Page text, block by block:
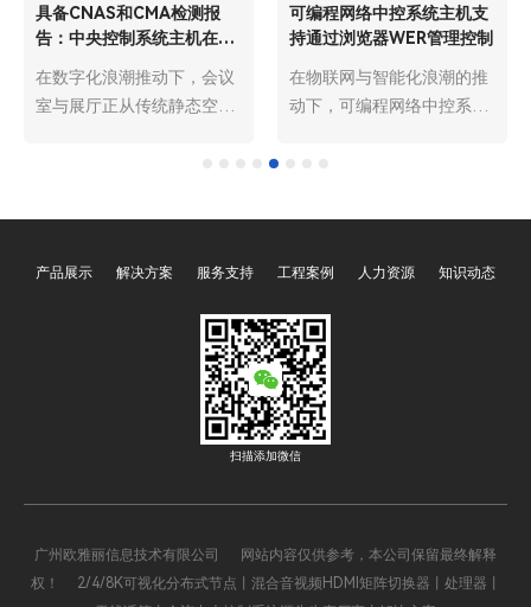
具备CNAS和CMA检测报
告：中央控制系统主机在会
在数字化浪潮推动下，会议
室与展厅正从传统静态空间
优势，成为两大场景的必备
合格评定国家认可委员会）
重检测报告的中央控制系统
主机，因在质量、性能、合
规性上更具保障，已成为市
场主流选择，使用范围远超
普通无认证产品，深度赋能
式展示。
可编程网络中控系统主机支
持通过浏览器WER管理控制
在物联网与智能化浪潮的推
动下，可编程网络中控系统
协同、指令下发、状态监控
过浏览器WEB管理控制是该
打破了传统C/S架构的操作
局限，依托B/S架构的优
势，实现了跨终端、跨地域
的便捷管控，大幅降低了操
作门槛，提升了系统运维效
的重要技术支撑。
产品展示 解决方案 服务支持 工程案例 人力资源 知识动态
扫描添加微信
广州欧雅丽信息技术有限公司 网站内容仅供参考，本公司保留最终解释
权！ 2/4/8K可视化分布式节点丨混合音视频HDMI矩阵切换器丨处理器丨